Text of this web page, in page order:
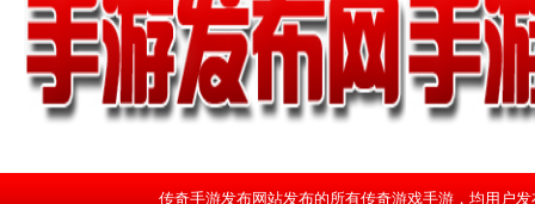
传奇手游发布网站发布的所有传奇游戏手游，均用户